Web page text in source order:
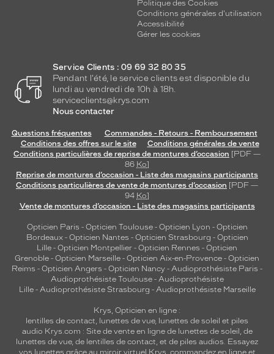
Politique des Cookies
Conditions générales d'utilisation
Accessibilité
Gérer les cookies
Service Clients : 09 69 32 80 35
Pendant l'été, le service clients est disponible du
lundi au vendredi de 10h à 18h.
serviceclients@krys.com
Nous contacter
Questions fréquentes
Commandes - Retours - Remboursement
Conditions des offres sur le site
Conditions générales de vente
Conditions particulières de reprise de montures d’occasion [PDF —
86 Ko]
Reprise de montures d’occasion - Liste des magasins participants
Conditions particulières de vente de montures d’occasion [PDF —
94 Ko]
Vente de montures d’occasion - Liste des magasins participants
Opticien Paris - Opticien Toulouse- Opticien Lyon - Opticien
Bordeaux- Opticien Nantes - Opticien Strasbourg - Opticien
Lille - Opticien Montpellier - Opticien Rennes - Opticien
Grenoble - Opticien Marseille - Opticien Aix-en-Provence - Opticien
Reims - Opticien Angers - Opticien Nancy - Audioprothésiste Paris -
Audioprothésiste Toulouse- Audioprothésiste
Lille- Audioprothésiste Strasbourg - Audioprothésiste Marseille
Krys, Opticien en ligne :
lentilles de contact, lunettes de vue, lunettes de soleil et piles
audio Krys.com : Site de vente en ligne de lunettes de soleil, de
lunettes de vue, de lentilles de contact, et de piles audios. Essayez
vos lunettes grâce au miroir virtuel Krys, commandez en ligne et